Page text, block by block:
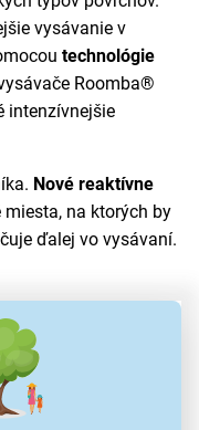
vysávanie v
technológie
Roomba®
intenzívnejšie
Nové reaktívne
na ktorých by
ďalej vo vysávaní.